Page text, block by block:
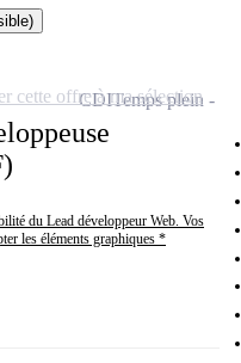
du Lead développeur Web. Vos
les éléments graphiques *
CDITemps plein
cette offre à ma sélection